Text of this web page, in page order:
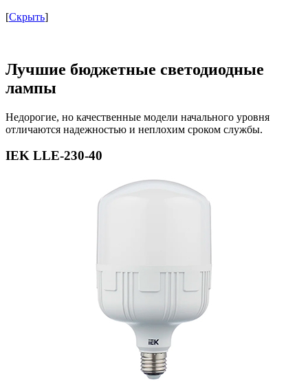
[Скрыть]
Лучшие бюджетные светодиодные
лампы
Недорогие, но качественные модели начального уровня
отличаются надежностью и неплохим сроком службы.
IEK LLE-230-40